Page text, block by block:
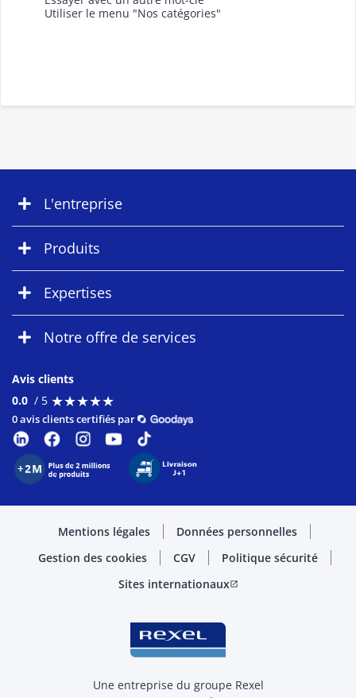
Utiliser le menu "Nos catégories"
L'entreprise
Produits
Expertises
Notre offre de services
Avis clients
0.0 / 5 ★★★★★
★★★★★
0 avis clients certifiés par
Mentions légales
Données personnelles
Gestion des cookies
CGV
Politique sécurité
Sites internationauxopen_in_new
Une entreprise du groupe Rexel